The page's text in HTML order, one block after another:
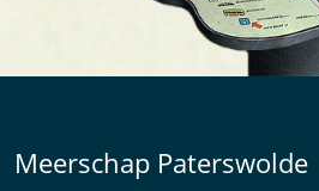
Meerschap Paterswolde